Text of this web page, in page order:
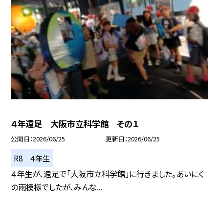
４年遠足 大阪市立科学館 その１
公開日 2026/06/25 更新日 2026/06/25
R8 ４年生
４年生が、遠足で「大阪市立科学館」に行きました。あいにく
の雨模様でしたが、みんな...